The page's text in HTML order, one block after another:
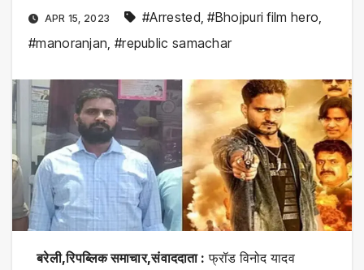
APR 15, 2023 #Arrested ,#Bhojpuri film hero
#manoranjan #republic samachar
बरेली,रिपब्लिक समाचार,संवाददाता : फ्रॉड विनोद यादव